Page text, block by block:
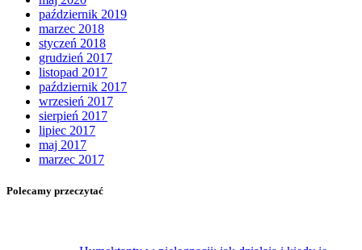
październik 2019
marzec 2018
styczeń 2018
grudzień 2017
listopad 2017
październik 2017
wrzesień 2017
sierpień 2017
lipiec 2017
maj 2017
marzec 2017
Polecamy przeczytać